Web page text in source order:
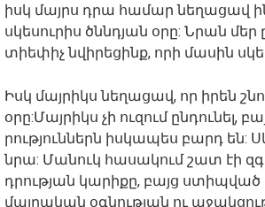
իսկ մայրս դրա համար նեղացավ
սկեսուրիս ծննդյան օրը: Նրան մեր
տիեփիչ նվիրեցինք, որի մասին
Իսկ մայրիկս նեղացավ, որ իրեն
օրը:Մայրիկս չի ուզում ընդունել,
րություններն իսկապես բարդ են:
նրա: Մանուկ հասակում շատ էի
դրության կարիքը, բայց
մայրական օգնության ու